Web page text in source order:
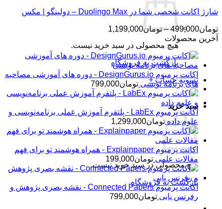
هیچ محصولی در سبد خرید نیست.
بازگشت به فروشگاه
تسویه حساب +
سبد خرید
هیچ محصولی در سبد خرید نیست.
بازگشت به فروشگاه
شارژ اکانت شخصی شما در Duolingo Max – دولینگو | مکس
تومان499,000
– تومان1,199,000
تومان499,000
تا
آخرین محصولات
اکانت پرمیوم DesignGurus.io - دوره ‌های آموزشی مصاحبه
‌های برنامه نویسی تومان799,000
اکانت پرمیوم LabEx - پلتفرم آموزش عملی برنامه‌نویسی و
علوم داده تومان1,299,000
اکانت پرمیوم Explainpaper - همراه هوشمند تو برای فهم
مقالات علمی تومان199,000
اکانت پرمیوم Connected Papers - نقشه بصری پژوهش و
رفرنس یابی تومان799,000